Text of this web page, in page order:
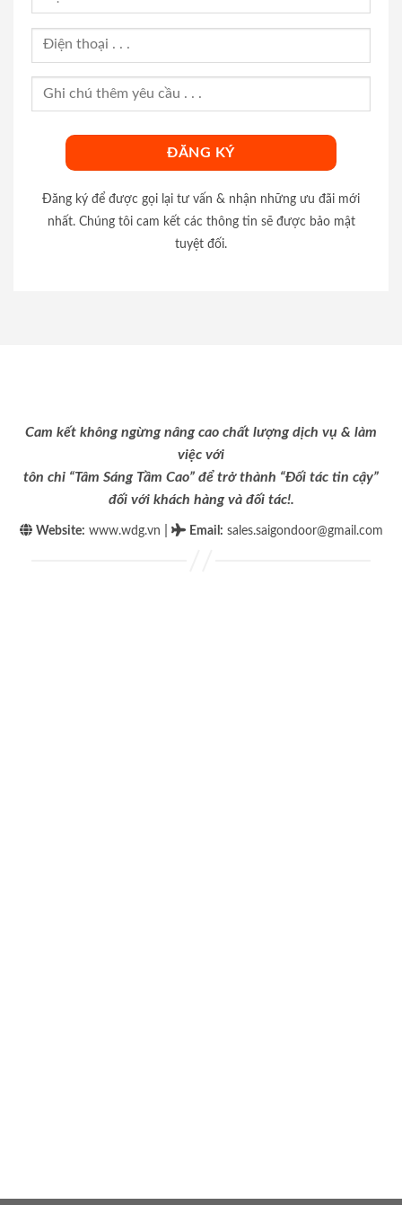
Đăng ký để được gọi lại tư vấn & nhận những ưu đãi mới
nhất. Chúng tôi cam kết các thông tin sẽ được bảo mật
tuyệt đối.
Cam kết không ngừng nâng cao chất lượng dịch vụ & làm
việc với
tôn chỉ “Tâm Sáng Tầm Cao” để trở thành “Đối tác tin cậy”
đối với khách hàng và đối tác!.
Website: www.wdg.vn Email : sales.saigondoor@gmail.com